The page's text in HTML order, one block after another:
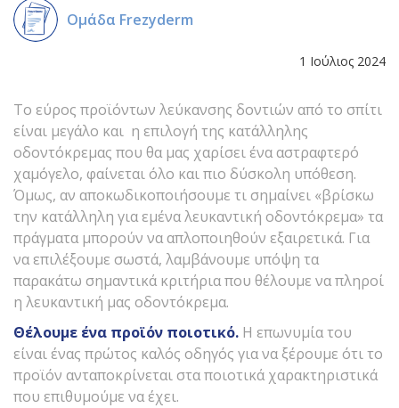
Ομάδα Frezyderm
1 Ιούλιος 2024
Το εύρος προϊόντων λεύκανσης δοντιών από το σπίτι
είναι μεγάλο και η επιλογή της κατάλληλης
οδοντόκρεμας που θα μας χαρίσει ένα αστραφτερό
χαμόγελο, φαίνεται όλο και πιο δύσκολη υπόθεση.
Όμως, αν αποκωδικοποιήσουμε τι σημαίνει «βρίσκω
την κατάλληλη για εμένα λευκαντική οδοντόκρεμα» τα
πράγματα μπορούν να απλοποιηθούν εξαιρετικά. Για
να επιλέξουμε σωστά, λαμβάνουμε υπόψη τα
παρακάτω σημαντικά κριτήρια που θέλουμε να πληροί
η λευκαντική μας οδοντόκρεμα.
Θέλουμε ένα προϊόν ποιοτικό. Η επωνυμία του
είναι ένας πρώτος καλός οδηγός για να ξέρουμε ότι το
προϊόν ανταποκρίνεται στα ποιοτικά χαρακτηριστικά
που επιθυμούμε να έχει.